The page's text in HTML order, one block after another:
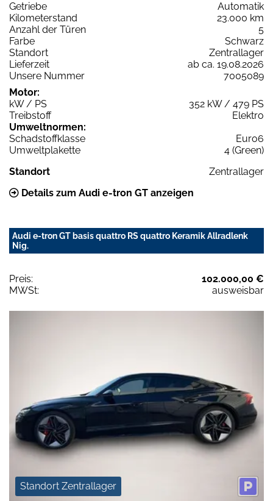
Getriebe
Automatik
Kilometerstand
23.000 km
Anzahl der Türen
5
Farbe
Schwarz
Standort
Zentrallager
Lieferzeit
ab ca. 19.08.2026
Unsere Nummer
7005089
Motor:
kW / PS
352 kW / 479 PS
Treibstoff
Elektro
Umweltnormen:
Schadstoffklasse
Euro6
Umweltplakette
4 (Green)
Standort
Zentrallager
Details zum Audi e-tron GT anzeigen
Audi e-tron GT basis quattro RS quattro Keramik Allradlenk
Nig.
Preis:
102.000,00 €
MWSt:
ausweisbar
Standort Zentrallager